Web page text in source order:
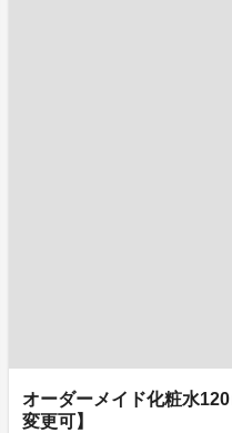
オーダーメイド化粧水
変更可】